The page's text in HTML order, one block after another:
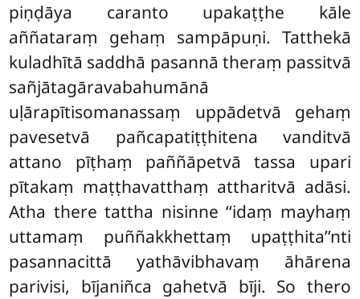
piṇḍāya caranto upakaṭṭhe kāle
aññataraṃ gehaṃ sampāpuṇi. Tatthekā
kuladhītā saddhā pasannā theraṃ passitvā
sañjātagāravabahumānā
uḷārapītisomanassaṃ uppādetvā gehaṃ
pavesetvā pañcapatiṭṭhitena vanditvā
attano pīṭhaṃ paññāpetvā tassa upari
pītakaṃ maṭṭhavatthaṃ attharitvā adāsi.
Atha there tattha nisinne ‘‘idaṃ mayhaṃ
uttamaṃ puññakkhettaṃ upaṭṭhita’’nti
pasannacittā yathāvibhavaṃ āhārena
parivisi, bījaniñca gahetvā bīji. So thero